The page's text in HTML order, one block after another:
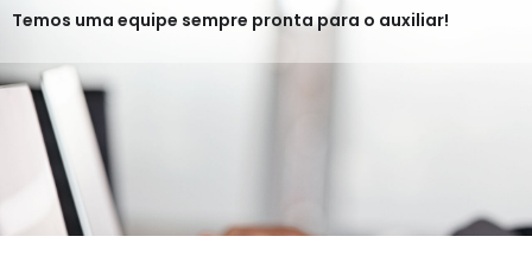
Temos uma equipe sempre pronta para o auxiliar!